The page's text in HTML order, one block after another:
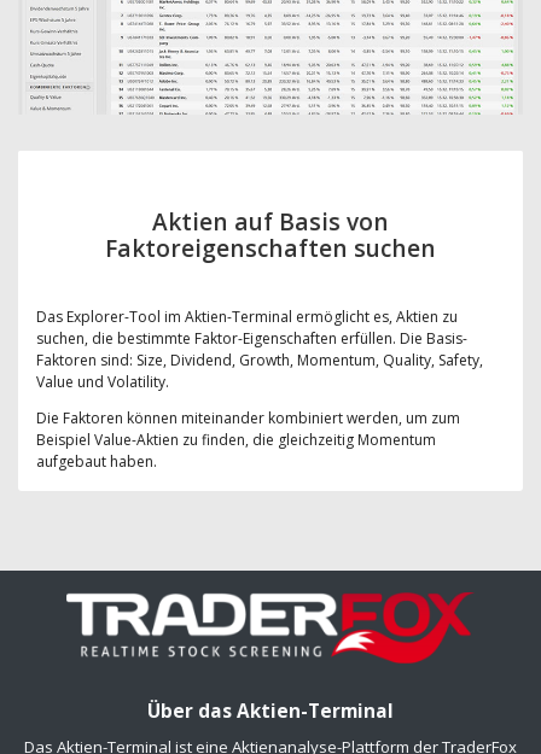
Aktien auf Basis von
Faktoreigenschaften suchen
Das Explorer-Tool im Aktien-Terminal ermöglicht es, Aktien zu
suchen, die bestimmte Faktor-Eigenschaften erfüllen. Die Basis-
Faktoren sind: Size, Dividend, Growth, Momentum, Quality, Safety,
Value und Volatility.
Die Faktoren können miteinander kombiniert werden, um zum
Beispiel Value-Aktien zu finden, die gleichzeitig Momentum
aufgebaut haben.
Über das Aktien-Terminal
Das Aktien-Terminal ist eine Aktienanalyse-Plattform der TraderFox